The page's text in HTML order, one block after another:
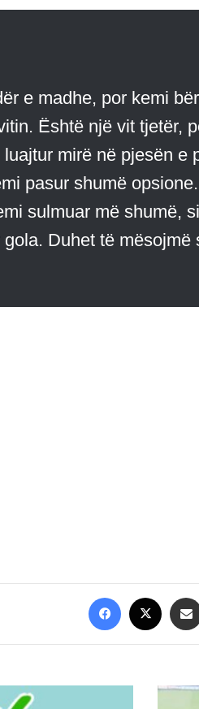
e madhe, por kemi
Është një vit tjetër,
mirë në pjesën e
pasur shumë
sulmuar më shumë,
Duhet të mësojmë
Facebook
Ja